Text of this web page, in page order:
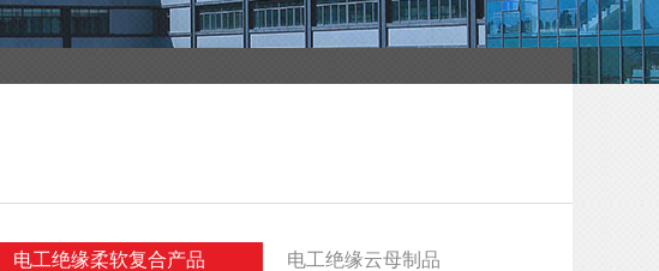
电工绝缘柔软复合产品
电工绝缘云母制品